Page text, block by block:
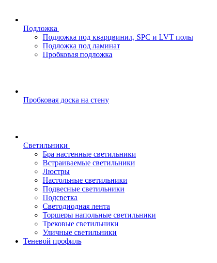
Подложка
Подложка под кварцвинил, SPC и LVT полы
Подложка под ламинат
Пробковая подложка
Пробковая доска на стену
Светильники
Бра настенные светильники
Встраиваемые светильники
Люстры
Настольные светильники
Подвесные светильники
Подсветка
Светодиодная лента
Торшеры напольные светильники
Трековые светильники
Уличные светильники
Теневой профиль